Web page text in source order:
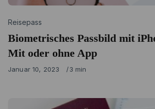
Category
Reisepass
Biometrisches Passbild mit
Mit oder ohne App
Published
Januar 10, 2023 3 min